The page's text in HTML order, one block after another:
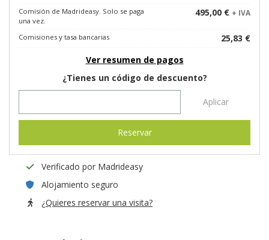
Comisión de Madrideasy. Solo se paga
una vez.
495,00 € + IVA
Comisiones y tasa bancarias
25,83 €
Ver resumen de pagos
¿Tienes un código de descuento?
Aplicar
Reservar
Verificado por Madrideasy
Alojamiento seguro
¿Quieres reservar una visita?